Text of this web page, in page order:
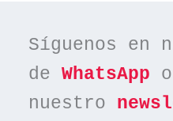
Síguenos en
de WhatsApp
nuestro